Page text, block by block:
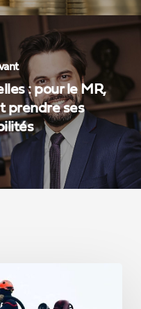
: pour le MR,
prendre ses